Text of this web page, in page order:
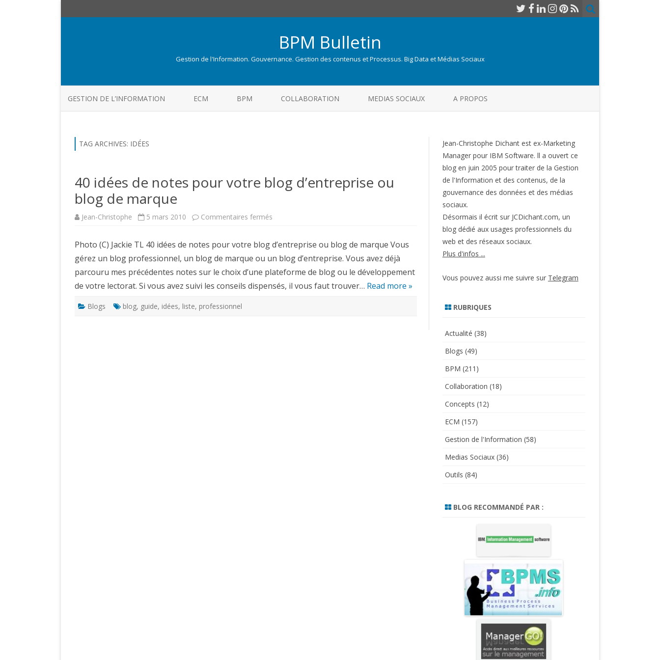
BPM Bulletin
Gestion de l'Information. Gouvernance. Gestion des contenus et Processus. Big Data et Médias Sociaux
to
GESTION DE L’INFORMATION ECM BPM COLLABORATION MEDIAS SOCIAUX A PROPOS
TAG ARCHIVES: IDÉES
40 idées de notes pour votre blog d’entreprise ou
blog de marque
Jean-Christophe 5 mars 2010 Commentaires fermés
notes
pour
votre
blog
d’entreprise
ou
blog
de
Photo (C) Jackie TL 40 idées de notes pour votre blog d’entreprise ou blog de marque Vous
gérez un blog professionnel, un blog de marque ou un blog d’entreprise. Vous avez déjà
parcouru mes précédentes notes sur le choix d’une plateforme de blog ou le développement
de votre lectorat. Si vous avez suivi les conseils dispensés, il vous faut trouver… Read more »
Blogs blog, guide, idées, liste, professionnel
Jean-Christophe Dichant est ex-Marketing
Manager pour IBM Software. ll a ouvert ce
blog en juin 2005 pour traiter de la Gestion
de l'Information et des contenus, de la
gouvernance des données et des médias
sociaux.
Désormais il écrit sur JCDichant.com, un
blog dédié aux usages professionnels du
web et des réseaux sociaux.
Plus d'infos ...
Vous pouvez aussi me suivre sur Telegram
RUBRIQUES
Actualité (38)
Blogs (49)
BPM (211)
Collaboration (18)
Concepts (12)
ECM (157)
Gestion de l'Information (58)
Medias Sociaux(36)
Outils (84)
BLOG RECOMMANDÉ PAR :